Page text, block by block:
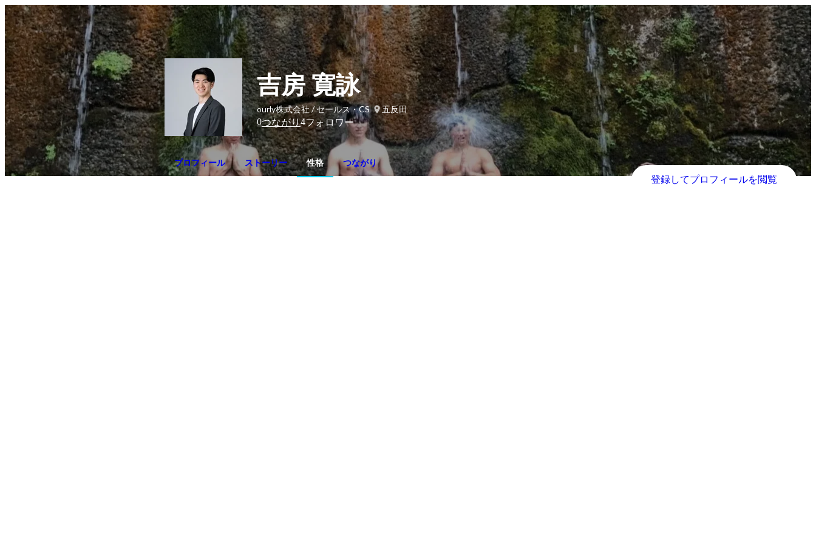
吉房 寛詠
ourly株式会社 / セールス・CS
五反田
0つながり4フォロワー
プロフィール ストーリー 性格 つながり
登録してプロフィールを閲覧